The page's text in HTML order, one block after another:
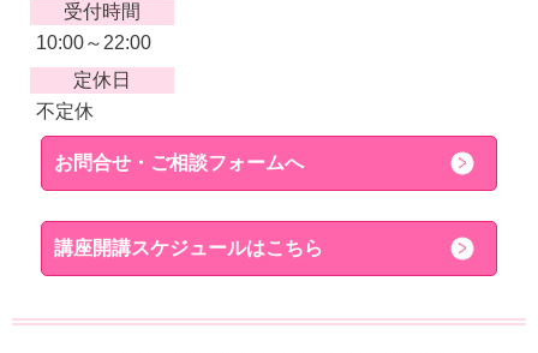
受付時間
10:00～22:00
定休日
不定休
お問合せ・ご相談フォームへ
講座開講スケジュールはこちら